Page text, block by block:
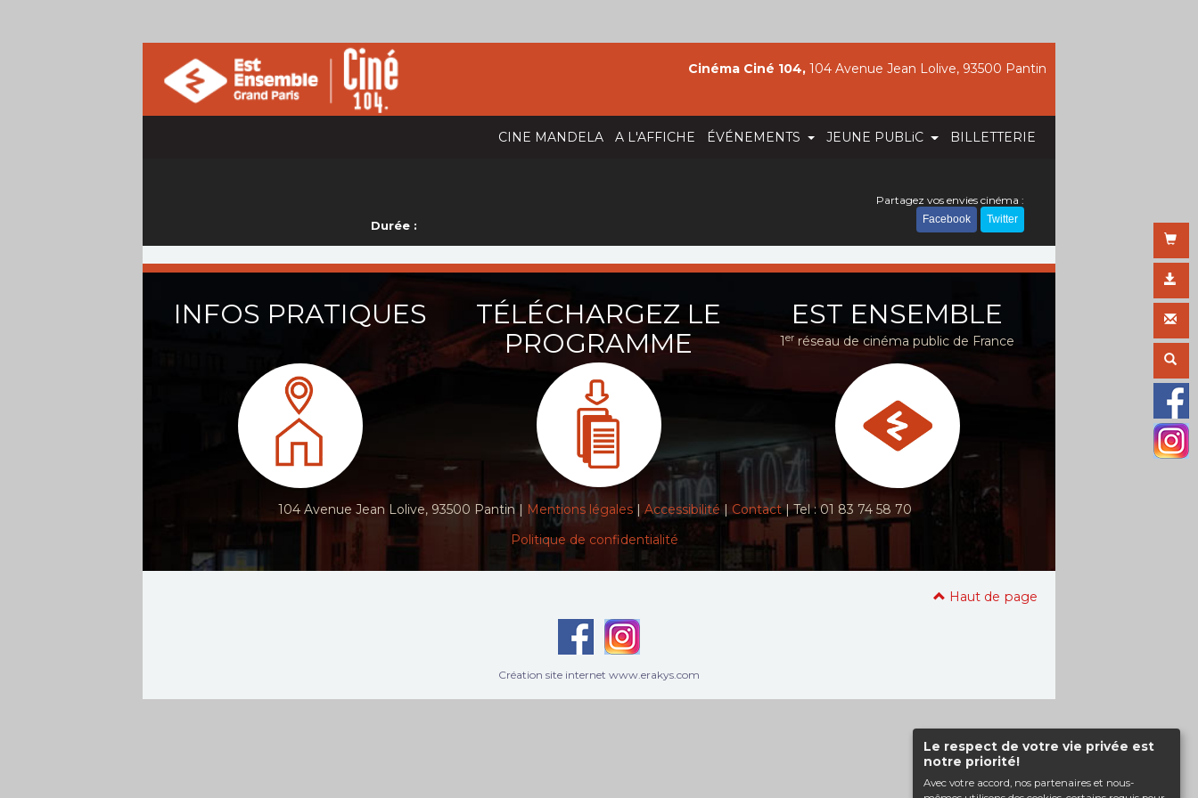
Le respect de votre vie privée est
notre priorité!
Avec votre accord, nos partenaires et nous-
CINE MANDELA A L'AFFICHE ÉVÉNEMENTS JEUNE PUBLiC BILLETTERIE
Cinéma Ciné 104, 104 Avenue Jean Lolive, 93500 Pantin
Durée :
Partagez vos envies cinéma :
Facebook Twitter
INFOS PRATIQUES
TÉLÉCHARGEZ LE
PROGRAMME
EST ENSEMBLE
1er réseau de cinéma public de France
104 Avenue Jean Lolive, 93500 Pantin | Mentions légales|Accessibilité | Contact| Tel : 01 83 74 58 70
Politique de confidentialité
Haut de page
Création site internet www.erakys.com